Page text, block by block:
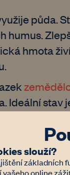
půda.
humus.
hmota
Ideální stav
Dle
na podzim
při méně
slouží?
základních
online